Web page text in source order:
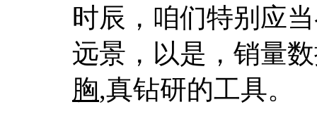
时辰，咱们特别应
远景，以是，销量
胸,真钻研的工具。